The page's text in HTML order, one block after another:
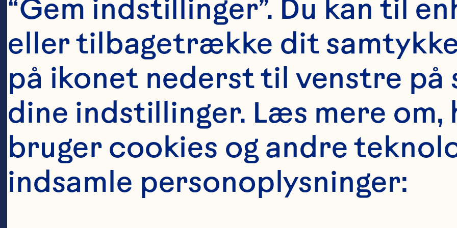
over 100 lande rundt
Som Chief
General Manager
og ingrediens
Celina den løbende
Sprays produkter
leder også den globale
“Gem indstillinger”. Du kan til
eller tilbagetrække dit
på ikonet nederst til venstre
dine indstillinger. Læs mere om,
bruger cookies og andre
indsamle personoplysninger: